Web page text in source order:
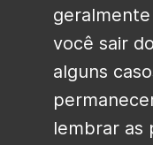
você sair
alguns
lembrar as